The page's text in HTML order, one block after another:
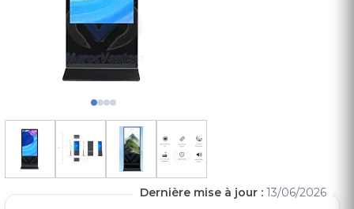
Dernière mise à jour : 13/06/2026